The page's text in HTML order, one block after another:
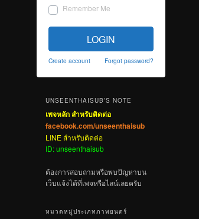
Remember Me
LOGIN
Create account Forgot password?
UNSEENTHAISUB’S NOTE
เพจหลัก สำหรับติดต่อ
facebook.com/unseenthaisub
LINE สำหรับติดต่อ
ID: unseenthaisub
ต้องการสอบถามหรือพบปัญหาบน
เว็บแจ้งได้ที่เพจหรือไลน์เลยครับ
หมวดหมู่ประเภทภาพยนตร์